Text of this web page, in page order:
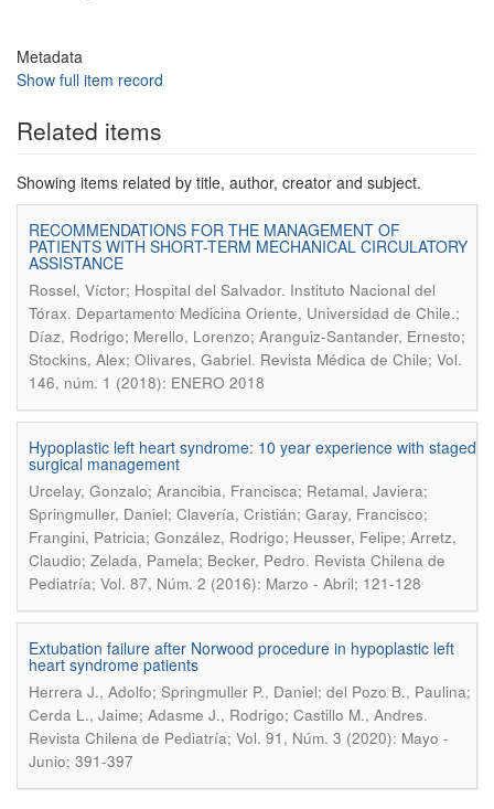
Metadata
Show full item record
Related items
Showing items related by title, author, creator and subject.
RECOMMENDATIONS FOR THE MANAGEMENT OF
PATIENTS WITH SHORT-TERM MECHANICAL CIRCULATORY
ASSISTANCE
Rossel, Víctor; Hospital del Salvador. Instituto Nacional del
Tórax. Departamento Medicina Oriente, Universidad de Chile.;
Díaz, Rodrigo; Merello, Lorenzo; Aranguiz-Santander, Ernesto;
Stockins, Alex; Olivares, Gabriel. Revista Médica de Chile; Vol.
146, núm. 1 (2018): ENERO 2018
Hypoplastic left heart syndrome: 10 year experience with staged
surgical management
Urcelay, Gonzalo; Arancibia, Francisca; Retamal, Javiera;
Springmuller, Daniel; Clavería, Cristián; Garay, Francisco;
Frangini, Patricia; González, Rodrigo; Heusser, Felipe; Arretz,
Claudio; Zelada, Pamela; Becker, Pedro. Revista Chilena de
Pediatría; Vol. 87, Núm. 2 (2016): Marzo - Abril; 121-128
Extubation failure after Norwood procedure in hypoplastic left
heart syndrome patients
Herrera J., Adolfo; Springmuller P., Daniel; del Pozo B., Paulina;
Cerda L., Jaime; Adasme J., Rodrigo; Castillo M., Andres.
Revista Chilena de Pediatría; Vol. 91, Núm. 3 (2020): Mayo -
Junio; 391-397